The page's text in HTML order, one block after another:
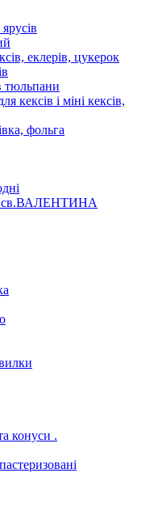
еклерів, цукерок
тюльпани
кексів і міні кексів,
фольга
св.ВАЛЕНТИНА
конуси .